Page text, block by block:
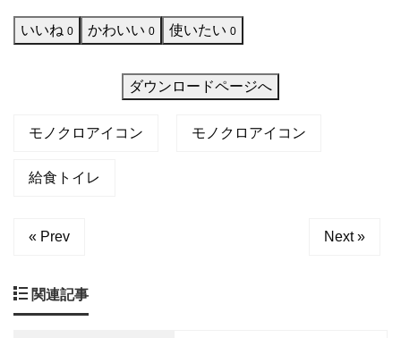
食
ス
ト
の
いいね 0 かわいい 0 使いたい 0
ダウンロードページへ
モノクロアイコン モノクロアイコン
給食トイレ
« Prev Next »
関連記事